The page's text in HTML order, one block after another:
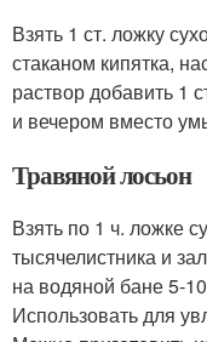
Взять 1 ст. ложку
стаканом кипятка,
раствор добавить 1
и вечером вместо
Травяной лосьон
Взять по 1 ч. ложке
тысячелистника и
на водяной бане 5-
Использовать для